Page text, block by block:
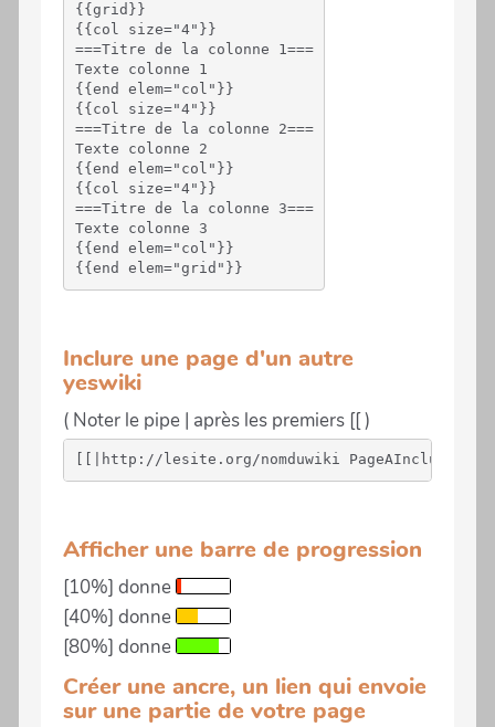
{{grid}}
{{col size="4"}}
===Titre de la colonne 1===
Texte colonne 1
{{end elem="col"}}
{{col size="4"}}
===Titre de la colonne 2===
Texte colonne 2
{{end elem="col"}}
{{col size="4"}}
===Titre de la colonne 3===
Texte colonne 3
{{end elem="col"}}
Inclure une page d'un autre
yeswiki
( Noter le pipe | après les premiers [[ )
Afficher une barre de progression
[10%] donne
[40%] donne
[80%] donne
Créer une ancre, un lien qui envoie
sur une partie de votre page